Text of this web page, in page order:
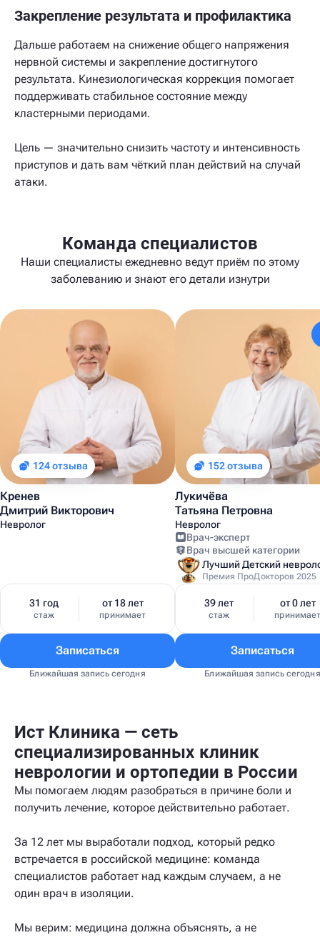
Закрепление результата и профилактика
Дальше работаем на снижение общего напряжения
нервной системы и закрепление достигнутого
результата. Кинезиологическая коррекция помогает
поддерживать стабильное состояние между
кластерными периодами.
Цель — значительно снизить частоту и интенсивность
приступов и дать вам чёткий план действий на случай
атаки.
Команда специалистов
Наши специалисты ежедневно ведут приём по этому
заболеванию и знают его детали изнутри
124 отзыва
Кренев
Дмитрий Викторович
Невролог
31 год
стаж
от 18 лет
принимает
Записаться
Ближайшая запись сегодня
152 отзыва
Лукичёва
Татьяна Петровна
Невролог
Врач-эксперт
Врач высшей категории
Премия ПроДокторов 2025
39 лет
стаж
от 0 лет
принимает
Записаться
Ближайшая запись сегодня
Ист Клиника — сеть
специализированных клиник
неврологии и ортопедии в России
Мы помогаем людям разобраться в причине боли и
получить лечение, которое действительно работает.
За 12 лет мы выработали подход, который редко
встречается в российской медицине: команда
специалистов работает над каждым случаем, а не
один врач в изоляции.
Мы верим: медицина должна объяснять, а не